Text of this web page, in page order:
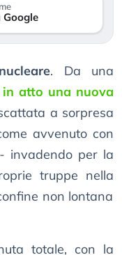
. Da una
in atto una nuova
a sorpresa
avvenuto con
invadendo per la
truppe nella
non lontana
totale, con la